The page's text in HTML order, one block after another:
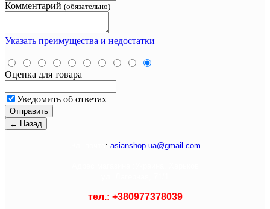
Комментарий (обязательно)
Указать преимущества и недостатки
Оценка для товара
Уведомить об ответах
: asianshop.ua@gmail.com
тел.: +380977378039